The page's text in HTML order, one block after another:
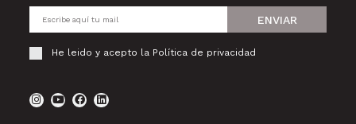
He leido y acepto la Política de privacidad
ENVIAR